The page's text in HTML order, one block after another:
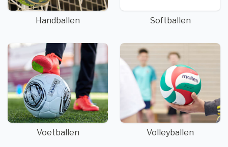
Handballen Softballen
Voetballen Volleyballen